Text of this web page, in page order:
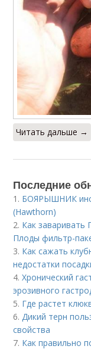
Читать дальше →
Последние
1. БОЯРЫШНИК
(Hawthorn)
2. Как
Плоды фильтр-
3. Как сажать
недостатки
4.Хронический
эрозивного
5. Где растет
6. Дикий терн
свойства
7. Как правильно